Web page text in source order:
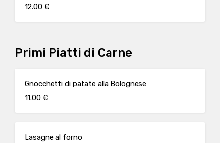
12.00 €
Primi Piatti di Carne
Gnocchetti di patate alla Bolognese
11.00 €
Lasagne al forno